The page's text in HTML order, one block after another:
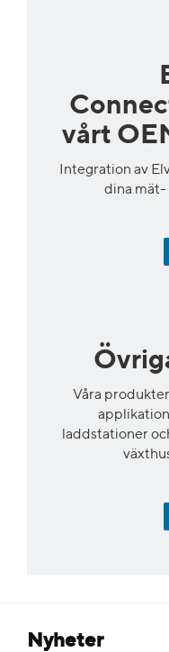
vårt
Integration av
dina mät-
Våra
laddstationer
nyheter